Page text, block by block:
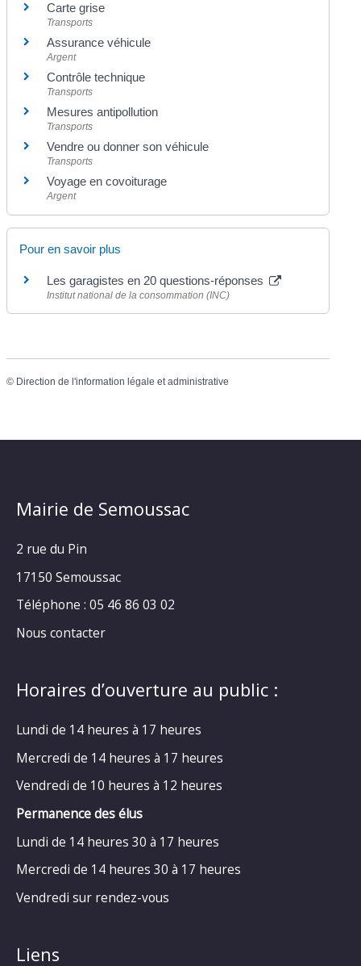
Carte grise
Transports
Assurance véhicule
Argent
Contrôle technique
Transports
Mesures antipollution
Transports
Vendre ou donner son véhicule
Transports
Voyage en covoiturage
Argent
Pour en savoir plus
Les garagistes en 20 questions-réponses
Institut national de la consommation (INC)
© Direction de l'information légale et administrative
Mairie de Semoussac
2 rue du Pin
17150 Semoussac
Téléphone : 05 46 86 03 02
Nous contacter
Horaires d’ouverture au public :
Lundi de 14 heures à 17 heures
Mercredi de 14 heures à 17 heures
Vendredi de 10 heures à 12 heures
Permanence des élus
Lundi de 14 heures 30 à 17 heures
Mercredi de 14 heures 30 à 17 heures
Vendredi sur rendez-vous
Liens